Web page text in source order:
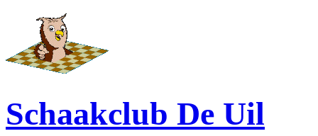
Schaakclub De Uil